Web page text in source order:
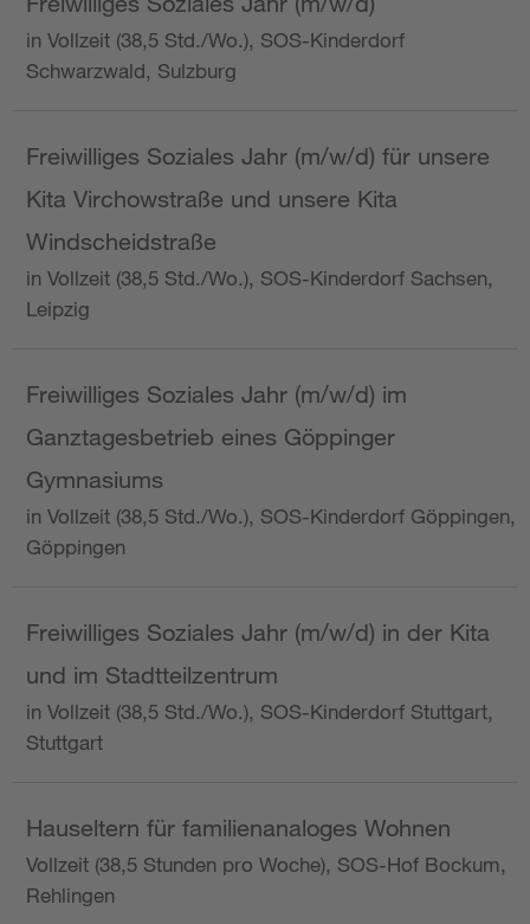
in Vollzeit (38,5 Std./Wo.), SOS-Kinderdorf
Schwarzwald, Sulzburg
Freiwilliges Soziales Jahr (m/w/d) für unsere
Kita Virchowstraße und unsere Kita
Windscheidstraße
in Vollzeit (38,5 Std./Wo.), SOS-Kinderdorf Sachsen,
Leipzig
Freiwilliges Soziales Jahr (m/w/d) im
Ganztagesbetrieb eines Göppinger
Gymnasiums
in Vollzeit (38,5 Std./Wo.), SOS-Kinderdorf Göppingen,
Göppingen
Freiwilliges Soziales Jahr (m/w/d) in der Kita
und im Stadtteilzentrum
in Vollzeit (38,5 Std./Wo.), SOS-Kinderdorf Stuttgart,
Stuttgart
Hauseltern für familienanaloges Wohnen
Vollzeit (38,5 Stunden pro Woche), SOS-Hof Bockum,
Rehlingen